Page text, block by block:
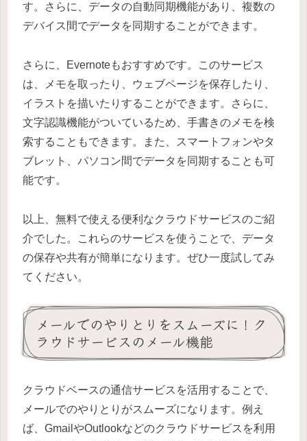
す。さらに、データの自動同期機能があり、複数の
デバイス間でデータを同期することができます。
さらに、Evernoteもおすすめです。このサービス
は、メモを取ったり、ウェブページを保存したり、
イラストを描いたりすることができます。さらに、
文字認識機能がついているため、手書きのメモを検
索することもできます。また、スマートフォンやタ
ブレット、パソコン間でデータを同期することも可
能です。
以上、無料で使える便利なクラウドサービスのご紹
介でした。これらのサービスを使うことで、データ
の保存や共有が簡単になります。ぜひ一度試してみ
てください。
メールでのやりとりをスムーズに！ク
ラウドサービスのメール機能
クラウドベースの通信サービスを活用することで、
メールでのやりとりがスムーズになります。例え
ば、GmailやOutlookなどのクラウドサービスを利用